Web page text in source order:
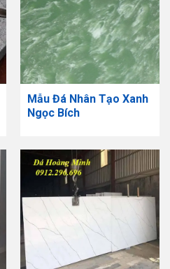
Mẫu Đá Nhân Tạo Xanh
Ngọc Bích